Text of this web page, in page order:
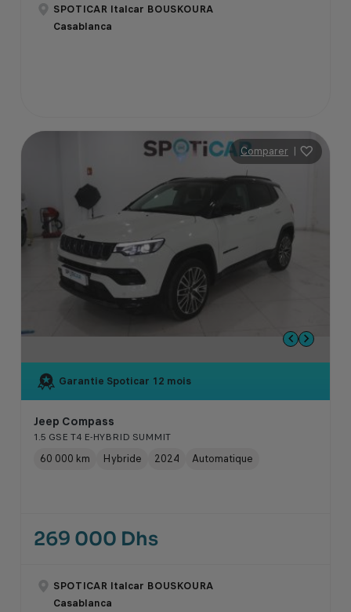
SPOTICAR Italcar BOUSKOURA
Casablanca
Comparer |
Garantie Spoticar 12 mois
Jeep Compass
1.5 GSE T4 E-HYBRID SUMMIT
60 000 km Hybride 2024 Automatique
269 000 Dhs
SPOTICAR Italcar BOUSKOURA
Casablanca